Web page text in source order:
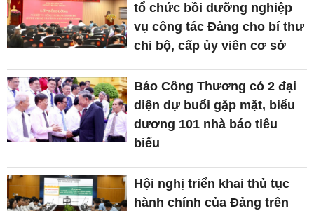
tổ chức bồi dưỡng nghiệp
vụ công tác Đảng cho bí thư
chi bộ, cấp ủy viên cơ sở
Báo Công Thương có 2 đại
diện dự buổi gặp mặt, biểu
dương 101 nhà báo tiêu
biểu
Hội nghị triển khai thủ tục
hành chính của Đảng trên